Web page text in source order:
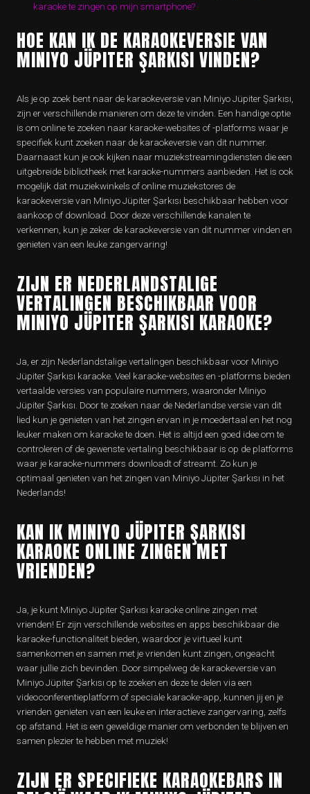
karaoke te zingen op mijn smartphone?
HOE KAN IK DE KARAOKEVERSIE VAN
MINIYO JÜPITER ŞARKISI VINDEN?
Als je op zoek bent naar de karaokeversie van Miniyo Jüpiter Şarkısı,
zijn er verschillende manieren om deze te vinden. Een handige optie
is om online te zoeken naar karaoke-websites of -platforms waar je
specifiek kunt zoeken naar de karaokeversie van dit nummer.
Daarnaast kun je ook kijken naar muziekstreamingdiensten die een
uitgebreide bibliotheek met karaoke-nummers aanbieden. Het is ook
mogelijk dat muziekwinkels of online muziekstores de
karaokeversie van Miniyo Jüpiter Şarkısı beschikbaar hebben voor
aankoop of download. Door deze verschillende kanalen te
verkennen, kun je zeker de karaokeversie van dit nummer vinden en
genieten van een leuke zangervaring!
ZIJN ER NEDERLANDSTALIGE
VERTALINGEN BESCHIKBAAR VOOR
MINIYO JÜPITER ŞARKISI KARAOKE?
Ja, er zijn Nederlandstalige vertalingen beschikbaar voor Miniyo
Jüpiter Şarkısı karaoke. Veel karaoke-websites en -platforms bieden
vertaalde versies van populaire nummers, waaronder Miniyo
Jüpiter Şarkısı. Door te zoeken naar de Nederlandse versie van dit
lied kun je genieten van het zingen ervan in je moedertaal en het nog
leuker maken om karaoke te doen. Het is altijd een goed idee om te
controleren of de gewenste vertaling beschikbaar is op de platforms
waar je karaoke-nummers downloadt of streamt. Zo kun je
optimaal genieten van het zingen van Miniyo Jüpiter Şarkısı in het
Nederlands!
KAN IK MINIYO JÜPITER ŞARKISI
KARAOKE ONLINE ZINGEN MET
VRIENDEN?
Ja, je kunt Miniyo Jüpiter Şarkısı karaoke online zingen met
vrienden! Er zijn verschillende websites en apps beschikbaar die
karaoke-functionaliteit bieden, waardoor je virtueel kunt
samenkomen en samen met je vrienden kunt zingen, ongeacht
waar jullie zich bevinden. Door simpelweg de karaokeversie van
Miniyo Jüpiter Şarkısı op te zoeken en deze te delen via een
videoconferentieplatform of speciale karaoke-app, kunnen jij en je
vrienden genieten van een leuke en interactieve zangervaring, zelfs
op afstand. Het is een geweldige manier om verbonden te blijven en
samen plezier te hebben met muziek!
ZIJN ER SPECIFIEKE KARAOKEBARS IN